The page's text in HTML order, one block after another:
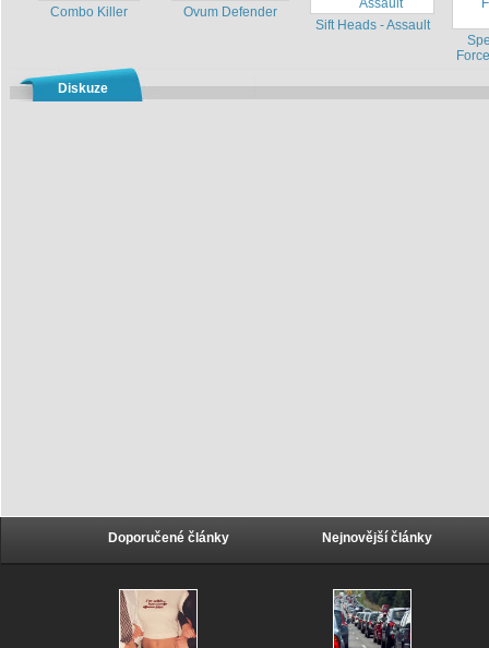
Combo Killer
Ovum Defender
Sift Heads - Assault
Diskuze
Doporučené články Nejnovější články